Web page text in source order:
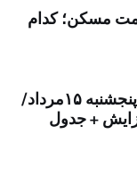
مسکن؛ کدام
قیمت طلا و سکه امروز پنجشنبه ۱۵مرداد/
+ جدول